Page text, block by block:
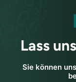
Lass uns
Sie können